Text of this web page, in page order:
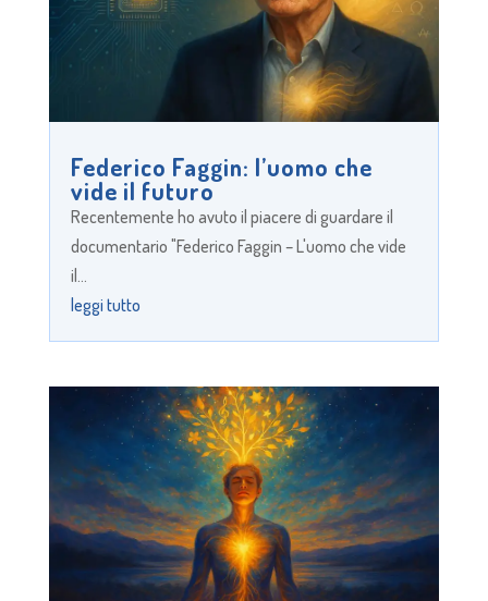
Federico Faggin: l’uomo che
vide il futuro
Recentemente ho avuto il piacere di guardare il
documentario "Federico Faggin – L'uomo che vide
il...
leggi tutto